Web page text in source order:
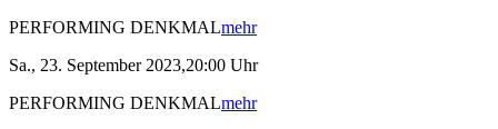
PERFORMING DENKMALmehr
Sa., 23. September 2023,20:00 Uhr
PERFORMING DENKMALmehr